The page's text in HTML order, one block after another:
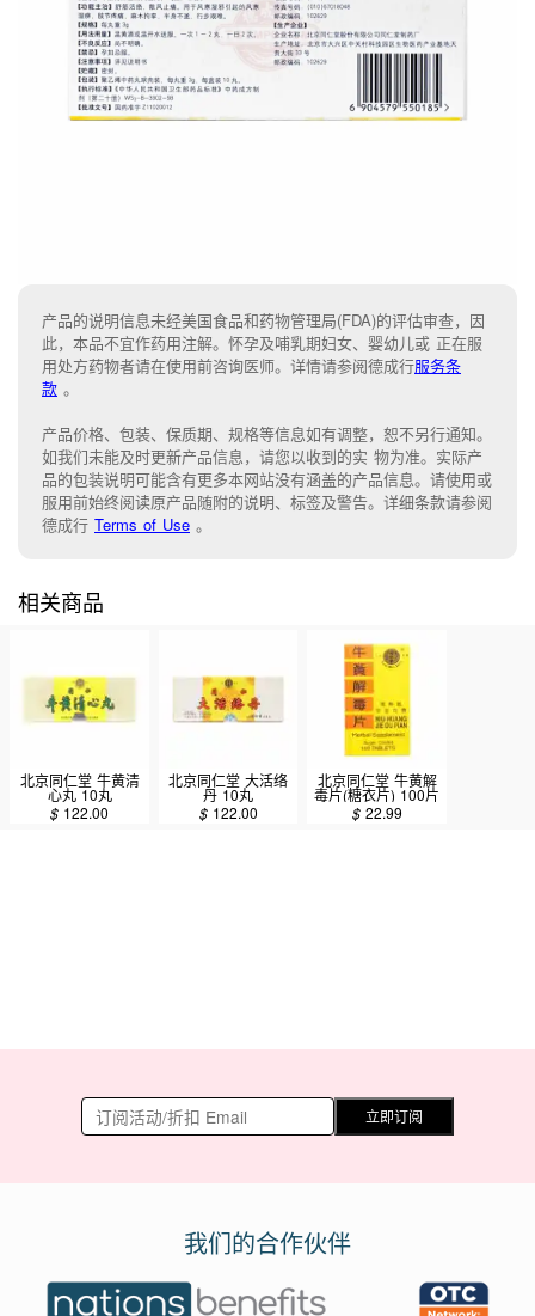
产品的说明信息未经美国食品和药物管理局(FDA)的评估审查，因
此，本品不宜作药用注解。怀孕及哺乳期妇女、婴幼儿或 正在服
用处方药物者请在使用前咨询医师。详情请参阅德成行服务条
款 。
产品价格、包装、保质期、规格等信息如有调整，恕不另行通知。
如我们未能及时更新产品信息， 请您以收到的实 物为准。 实际产
品的包装说明可能含有更多本网站没有涵盖的产品信息。请使用或
服用前始终阅读原产品随附的说明、 标签及警告。 详细条款请参阅
德成行 Terms of Use 。
相关商品
北京同仁堂 牛黄清
心丸 10丸
$ 122.00
北京同仁堂 大活络
丹 10丸
$ 122.00
北京同仁堂 牛黄解
毒片(糖衣片) 100片
$ 22.99
立即订阅
我们的合作伙伴